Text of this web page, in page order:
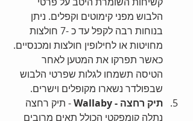
הלבוש מפני קימוטים וקפלים. ניתן
בנוחות רבה לקפל עד כ -7 חולצות
מחויטות או לחילופין חולצות ומכנסיים.
כאשר תפרקו את המטען לאחר
הטיסה תשמחו לגלות שפרטי הלבוש
שבפולדר נשארו מקופלים וישרים.
תיק רחצה - Wallaby
- תיק רחצה
נתלה קומפקטי הכולל תאים מרובים